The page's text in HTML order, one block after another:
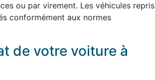
ou par virement. Les véhicules repris
conformément aux normes
de votre voiture à